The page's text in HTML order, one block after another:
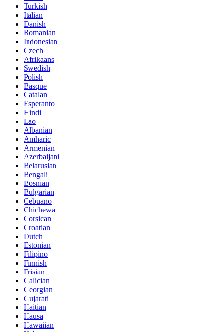
Turkish
Italian
Danish
Romanian
Indonesian
Czech
Afrikaans
Swedish
Polish
Basque
Catalan
Esperanto
Hindi
Lao
Albanian
Amharic
Armenian
Azerbaijani
Belarusian
Bengali
Bosnian
Bulgarian
Cebuano
Chichewa
Corsican
Croatian
Dutch
Estonian
Filipino
Finnish
Frisian
Galician
Georgian
Gujarati
Haitian
Hausa
Hawaiian